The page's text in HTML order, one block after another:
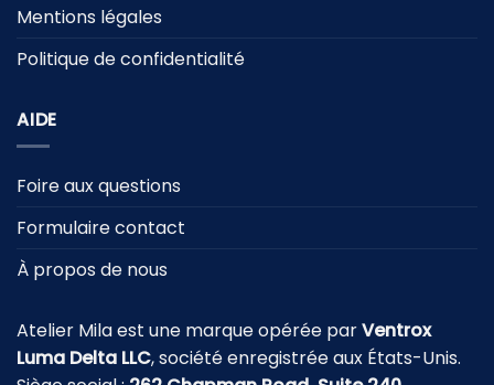
Mentions légales
Politique de confidentialité
AIDE
Foire aux questions
Formulaire contact
À propos de nous
Atelier Mila est une marque opérée parVentrox
Luma Delta LLC, société enregistrée aux États-Unis.